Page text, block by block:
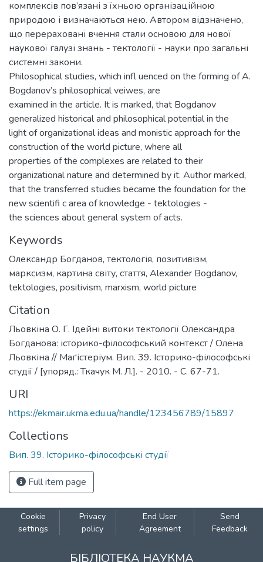
комплексів пов’язані з їхньою організаційною
природою і визначаються нею. Автором відзначено,
що перераховані вчення стали основою для нової
наукової галузі знань - тектології - науки про загальні
системні закони.
Philosophical studies, which infl uenced on the forming of A.
Bogdanov’s philosophical veiwes, are
examined in the article. It is marked, that Bogdanov
generalized historical and philosophical potential in the
light of organizational ideas and monistic approach for the
construction of the world picture, where all
properties of the complexes are related to their
organizational nature and determined by it. Author marked,
that the transferred studies became the foundation for the
new scientifi c area of knowledge - tektologies -
the sciences about general system of acts.
Keywords
Олександр Богданов, тектологія, позитивізм,
марксизм, картина світу, стаття, Alexander Bogdanov,
tektologies, positivism, marxism, world picture
Citation
Льовкіна О. Г. Ідейні витоки тектології Олександра
Богданова: історико-філософський контекст / Олена
Льовкіна // Маґістеріум. Вип. 39. Історико-філософські
студії / [упоряд.: Ткачук М. Л.]. - 2010. - С. 67-71.
URI
https://ekmair.ukma.edu.ua/handle/123456789/15897
Collections
Вип. 39. Історико-філософські студії
Full item page
Cookie
settings
Privacy
policy
End User
Agreement
Send
Feedback
БІБЛІОТЕКА НАУКМА